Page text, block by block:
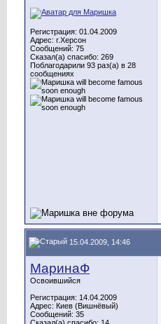
Регистрация: 01.04.2009
Адрес: г.Херсон
Сообщений: 75
Сказал(а) спасибо: 269
Поблагодарили 93 раз(а) в 28
сообщениях
15.04.2009, 14:46
МаринаФ
Освоившийся
Регистрация: 14.04.2009
Адрес: Киев (Вишнёвый)
Сообщений: 35